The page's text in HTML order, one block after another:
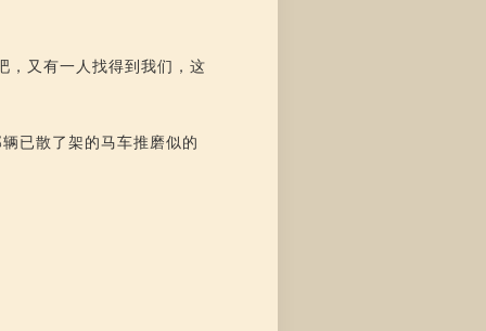
，又有一人找得到我们，这
已散了架的马车推磨似的